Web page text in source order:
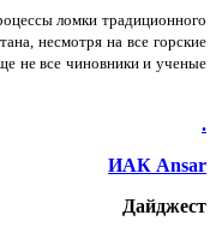
ломки традиционного
несмотря на все горские
не все чиновники и ученые
.
ИАК Ansar
Дайджест